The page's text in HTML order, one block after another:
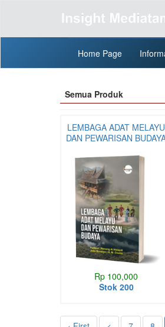
Home Page
Semua Produk
LEMBAGA ADAT MELAYU
DAN PEWARISAN
Rp 100,000
Stok 200